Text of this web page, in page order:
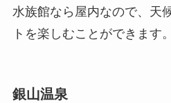
水族館なら屋内なので、天
トを楽しむことができます。
銀山温泉